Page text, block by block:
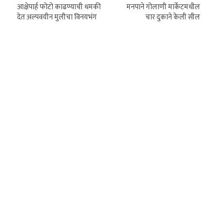
आक्षेपार्ह फोटो काढण्याची धमकी
देत अल्पवयीन मुलीचा विनयभंग
मनपाने गोलाणी मार्केटमधील
चार दुकाने केली सील